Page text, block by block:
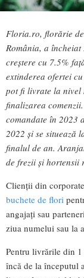
Floria.ro, florărie
România, a
creștere cu 7.5%
extinderea ofertei
pot fi livrate la
finalizarea
comandate în 2023
2022 și se situează
finalul de an.
de frezii și hortensii
Clienții din
buchete de flori
angajați sau
ziua numelui sau la
Pentru livrările din
încă de la începutul